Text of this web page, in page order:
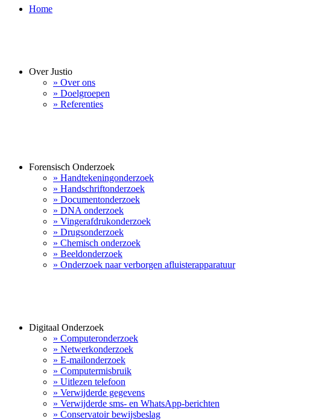
Home
Over Justio
» Over ons
» Doelgroepen
» Referenties
Forensisch Onderzoek
» Handtekeningonderzoek
» Handschriftonderzoek
» Documentonderzoek
» DNA onderzoek
» Vingerafdrukonderzoek
» Drugsonderzoek
» Chemisch onderzoek
» Beeldonderzoek
» Onderzoek naar verborgen afluisterapparatuur
Digitaal Onderzoek
» Computeronderzoek
» Netwerkonderzoek
» E-mailonderzoek
» Computermisbruik
» Uitlezen telefoon
» Verwijderde gegevens
» Verwijderde sms- en WhatsApp-berichten
» Conservatoir bewijsbeslag